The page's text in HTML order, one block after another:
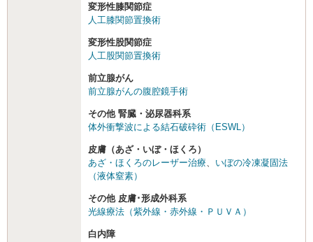
変形性膝関節症
人工膝関節置換術
変形性股関節症
人工股関節置換術
前立腺がん
前立腺がんの腹腔鏡手術
その他 腎臓・泌尿器科系
体外衝撃波による結石破砕術（ESWL）
皮膚（あざ・いぼ・ほくろ）
あざ・ほくろのレーザー治療
いぼの冷凍凝固法
（液体窒素）
その他 皮膚･形成外科系
光線療法（紫外線・赤外線・ＰＵＶＡ）
白内障